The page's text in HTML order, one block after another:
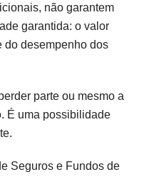
não garantem
garantida: o valor
do desempenho dos
parte ou mesmo a
É uma possibilidade
Seguros e Fundos de